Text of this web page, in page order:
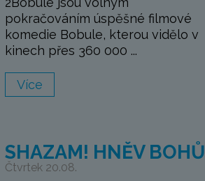
pokračováním úspěšné filmové
komedie Bobule, kterou vidělo v
kinech přes 360 000 ...
Více
SHAZAM! HNĚV BOHŮ
Čtvrtek 20.08.